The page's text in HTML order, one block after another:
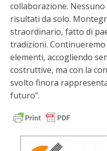
collaborazione.
risultati da solo.
straordinario, fatto di
tradizioni.
elementi, accogliendo
costruttive, ma con la
svolto finora
futuro”.